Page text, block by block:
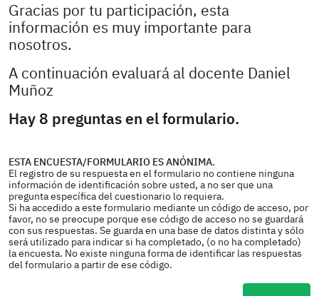
Gracias por tu participación, esta
información es muy importante para
nosotros.
A continuación evaluará al docente Daniel
Muñoz
Hay 8 preguntas en el formulario.
ESTA ENCUESTA/FORMULARIO ES ANÓNIMA.
El registro de su respuesta en el formulario no contiene ninguna
información de identificación sobre usted, a no ser que una
pregunta específica del cuestionario lo requiera.
Si ha accedido a este formulario mediante un código de acceso, por
favor, no se preocupe porque ese código de acceso no se guardará
con sus respuestas. Se guarda en una base de datos distinta y sólo
será utilizado para indicar si ha completado, (o no ha completado)
la encuesta. No existe ninguna forma de identificar las respuestas
del formulario a partir de ese código.